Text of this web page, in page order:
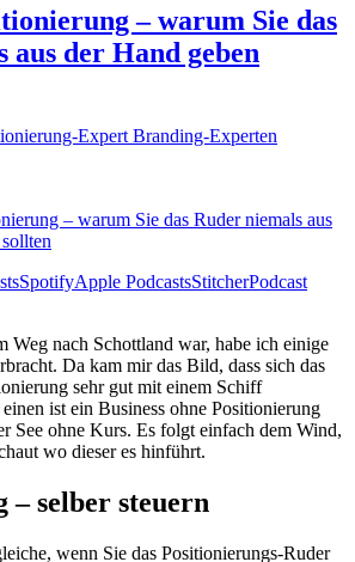
– warum Sie das
aus der Hand geben
– warum Sie das Ruder niemals aus
SpotifyApple PodcastsStitcherPodcast
Weg nach Schottland war, habe ich einige
Da kam mir das Bild, dass sich das
sehr gut mit einem Schiff
ist ein Business ohne Positionierung
See ohne Kurs. Es folgt einfach dem Wind,
wo dieser es hinführt.
– selber steuern
wenn Sie das Positionierungs-Ruder